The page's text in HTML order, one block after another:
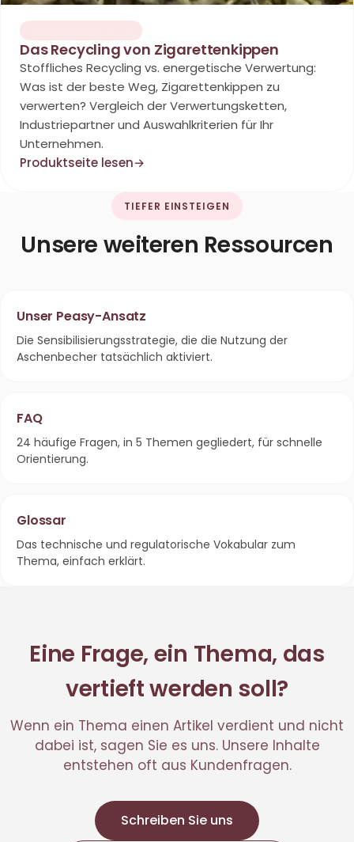
Das Recycling von Zigarettenkippen
Stoffliches Recycling vs. energetische Verwertung:
Was ist der beste Weg, Zigarettenkippen zu
verwerten? Vergleich der Verwertungsketten,
Industriepartner und Auswahlkriterien für Ihr
Unternehmen.
Produktseite lesen→
TIEFER EINSTEIGEN
Unsere weiteren Ressourcen
Unser Peasy-Ansatz
Die Sensibilisierungsstrategie, die die Nutzung der
Aschenbecher tatsächlich aktiviert.
FAQ
24 häufige Fragen, in 5 Themen gegliedert, für schnelle
Orientierung.
Glossar
Das technische und regulatorische Vokabular zum
Thema, einfach erklärt.
Eine Frage, ein Thema, das
vertieft werden soll?
Wenn ein Thema einen Artikel verdient und nicht
dabei ist, sagen Sie es uns. Unsere Inhalte
entstehen oft aus Kundenfragen.
Schreiben Sie uns